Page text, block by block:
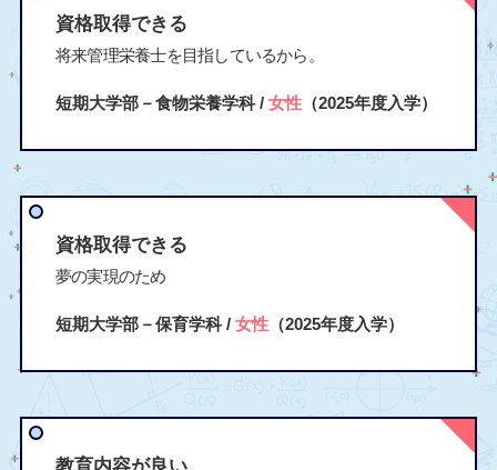
資格取得できる
将来管理栄養士を目指しているから。
短期大学部－食物栄養学科 / 女性（2025年度入学）
資格取得できる
夢の実現のため
短期大学部－保育学科 / 女性（2025年度入学）